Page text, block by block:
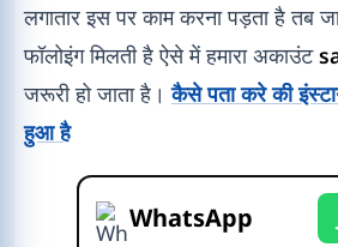
लगातार इस पर काम करना पड़ता है तब
फॉलोइंग मिलती है ऐसे में हमारा अकाउंट
जरूरी हो जाता है। कैसे पता करे की
हुआ है
WhatsApp